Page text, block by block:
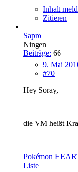
Inhalt
Zitieren
Sapro
Ningen
Beiträge: 66
9. Mai
#70
Hey Soray,
die VM heißt
Pokémon
Liste